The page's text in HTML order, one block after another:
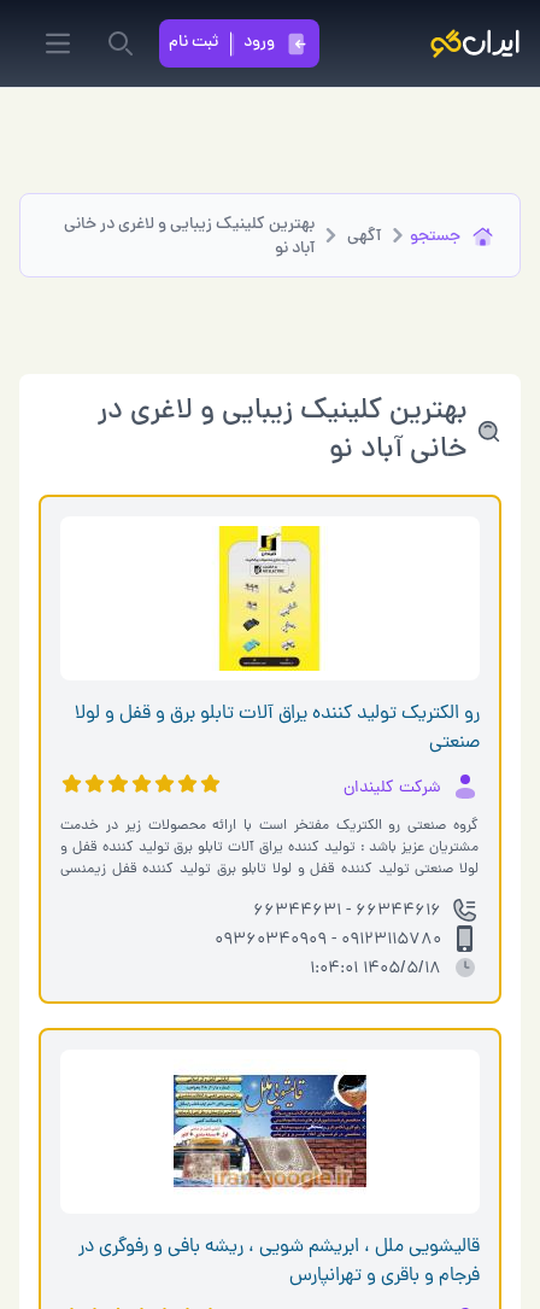
ورود
ثبت نام
menu
جستجو آگهی
بهترین کلینیک زیبایی و لاغری در خانی
آباد نو
بهترین کلینیک زیبایی و لاغری در
خانی آباد نو
رو الكتريک تولید کننده یراق آلات تابلو برق و قفل و لولا
صنعتی
شرکت کلیندان
گروه صنعتی رو الکتریک مفتخر است با ارائه محصولات زیر در خدمت
مشتریان عزیز باشد : تولید کننده یراق آلات تابلو برق تولید کننده قفل و
لولا صنعتی تولید کننده قفل و لولا تابلو برق تولید کننده قفل زیمنسی
66344616 - 66344631
09123115780 - 09360340909
1405/5/18 1:04:01
قالیشویی ملل ، ابریشم شویی ، ریشه بافی و رفوگری در
فرجام و باقری و تهرانپارس